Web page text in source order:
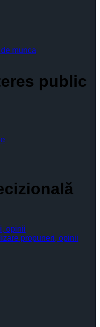
munca
public
opinii
propuneri, opinii